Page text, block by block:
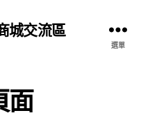
城交流區
選單
面